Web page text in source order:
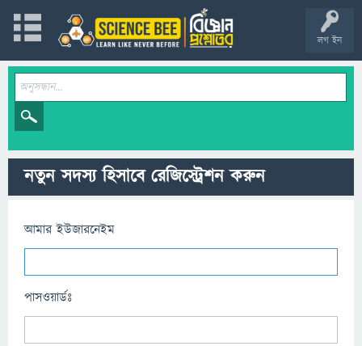
লগ ইন
নতুন সদস্য হিসাবে রেজিস্ট্রেশন করুন
আমার ইউজারনেইম
পাসওয়ার্ডঃ